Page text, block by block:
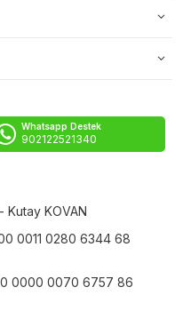
Whatsapp Destek
902122521340
Kutay KOVAN
0011 0280 6344 68
0000 0070 6757 86